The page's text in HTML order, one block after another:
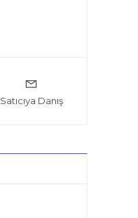
Satıcıya Danış